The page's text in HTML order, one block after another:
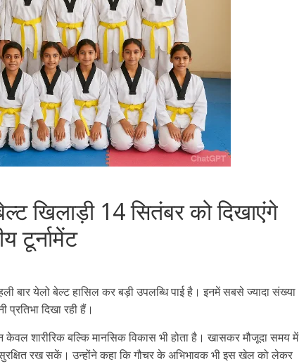
खिलाड़ी 14 सितंबर को दिखाएंगे
टूर्नामेंट
बार येलो बेल्ट हासिल कर बड़ी उपलब्धि पाई है। इनमें सबसे ज्यादा संख्या
दिखा रही हैं।
केवल शारीरिक बल्कि मानसिक विकास भी होता है। खासकर मौजूदा समय में
रख सकें। उन्होंने कहा कि गौचर के अभिभावक भी इस खेल को लेकर